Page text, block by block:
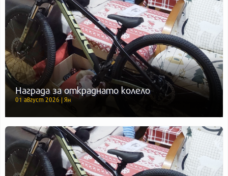
Награда за откраднато колело
01 август 2026 | Ян